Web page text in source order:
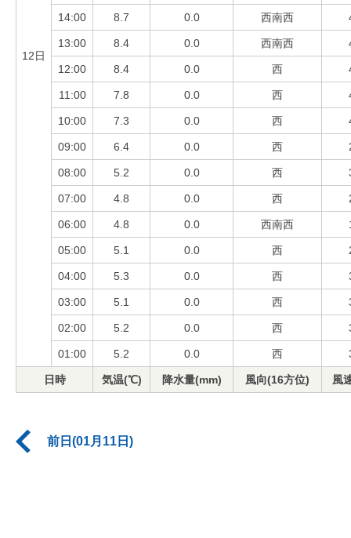
12日
14:00 8.7 0.0 西南西
13:00 8.4 0.0 西南西
12:00 8.4 0.0 西
11:00 7.8 0.0 西
10:00 7.3 0.0 西
09:00 6.4 0.0 西
08:00 5.2 0.0 西
07:00 4.8 0.0 西
06:00 4.8 0.0 西南西
05:00 5.1 0.0 西
04:00 5.3 0.0 西
03:00 5.1 0.0 西
02:00 5.2 0.0 西
01:00 5.2 0.0 西
日時 気温(℃) 降水量(mm) 風向(16方位) 風
前日(01月11日)